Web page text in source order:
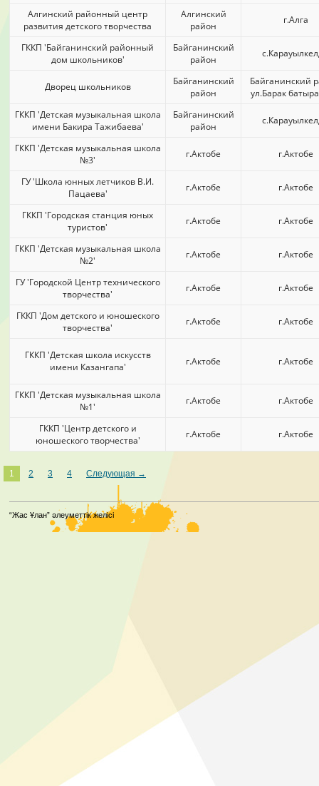
Алгинский районный центр
развития детского творчества
Алгинский
район
г.Алга
ГККП 'Байганинский районный
дом школьников'
Байганинский
район
Дворец школьников
Байганинский
район
Байганинский
ул.Барак
ГККП 'Детская музыкальная школа
имени Бакира Тажибаева'
Байганинский
район
ГККП 'Детская музыкальная школа
№3'
г.Актобе г.Актобе
ГУ 'Школа юнных летчиков В.И.
Пацаева'
г.Актобе г.Актобе
ГККП 'Городская станция юных
туристов'
г.Актобе г.Актобе
ГККП 'Детская музыкальная школа
№2'
г.Актобе г.Актобе
ГУ 'Городской Центр технического
творчества'
г.Актобе г.Актобе
ГККП 'Дом детского и юношеского
творчества'
г.Актобе г.Актобе
ГККП 'Детская школа искусств
имени Казангапа'
г.Актобе г.Актобе
ГККП 'Детская музыкальная школа
№1'
г.Актобе г.Актобе
ГККП 'Центр детского и
юношеского творчества'
г.Актобе г.Актобе
1 2 3 4 Следующая →
“Жас Ұлан” әлеуметтік желісі